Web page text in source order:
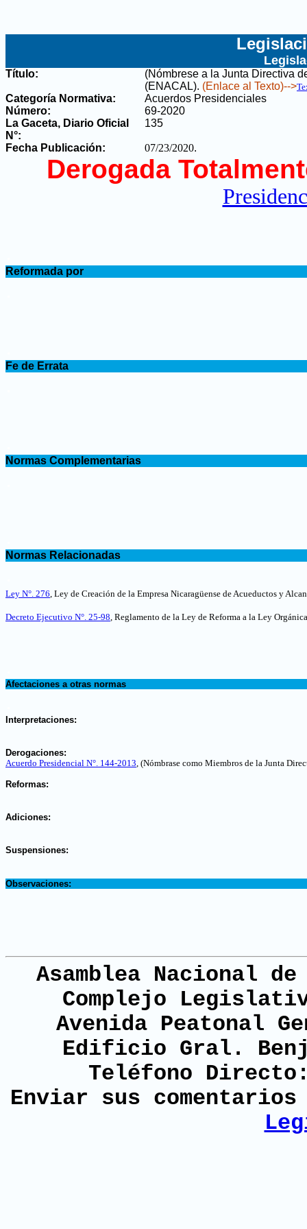
Título:
(Nómbrese a la Junta Directiva
(ENACAL). (Enlace al Texto)-->
Categoría Normativa:
Acuerdos Presidenciales
Número:
69-2020
La Gaceta, Diario Oficial
N°:
135
Fecha Publicación: 07/23/2020.
Derogada
Reformada por
Fe de Errata
Normas Complementarias
Normas Relacionadas
Ley N°. 276, Ley de Creación de la Empresa Nicaragüense de Acueductos y
Decreto Ejecutivo N°. 25-98, Reglamento de la Ley de Reforma a la Ley
Afectaciones a otras normas
Interpretaciones:
Derogaciones:
Acuerdo Presidencial N°. 144-2013, (Nómbrase como Miembros de la Junta
Reformas:
Adiciones:
Suspensiones:
Observaciones:
Asamblea Nacional
Complejo
Avenida Peatonal
Edificio Gral.
Teléfono
Enviar sus